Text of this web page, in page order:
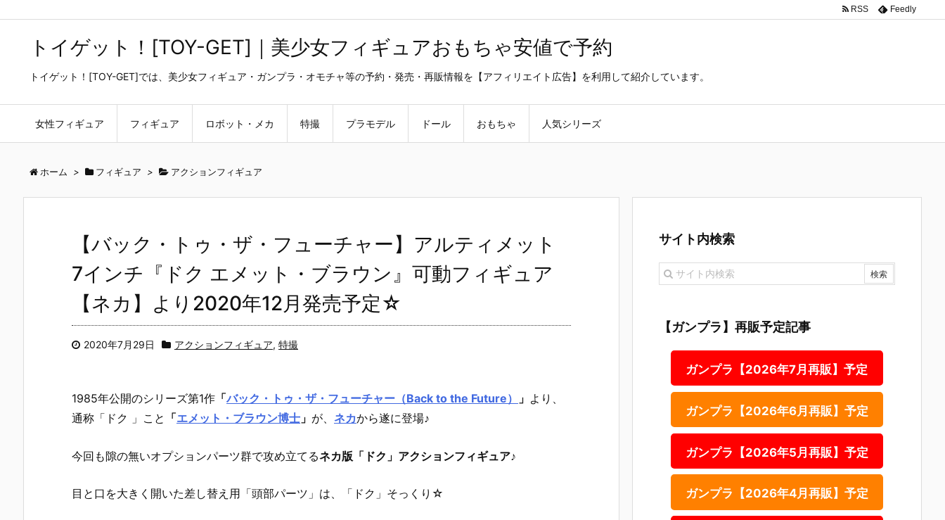
トイゲット！[TOY-GET]｜美少女フィギュアおもちゃ安値で予約
トイゲット！[TOY-GET]では、美少女フィギュア・ガンプラ・オモチャ等の予約・発売・再販情報を【アフィリエイト広告】を利用して紹介しています。
女性フィギュア フィギュア ロボット・メカ 特撮 プラモデル ドール おもちゃ 人気シリーズ
RSS Feedly
ホーム > フィギュア > アクションフィギュア
【バック・トゥ・ザ・フューチャー】アルティメット
7インチ『ドク エメット・ブラウン』可動フィギュア
【ネカ】より2020年12月発売予定☆
2020年7月29日 アクションフィギュア, 特撮
1985年公開のシリーズ第1作 「バック・トゥ・ザ・フューチャー（Back to the Future） 」 より、
通称「ドク 」こと 「エメット・ブラウン博士 」 が、 ネカから遂に登場♪
今回も隙の無いオプションパーツ群で攻め立てるネカ版「ドク」アクションフィギュア♪
目と口を大きく開いた差し替え用「頭部パーツ」は、「ドク」そっくり☆
サイト内検索
【ガンプラ】再販予定記事
ガンプラ【2026年7月再販】予定
ガンプラ【2026年6月再販】予定
ガンプラ【2026年5月再販】予定
ガンプラ【2026年4月再販】予定